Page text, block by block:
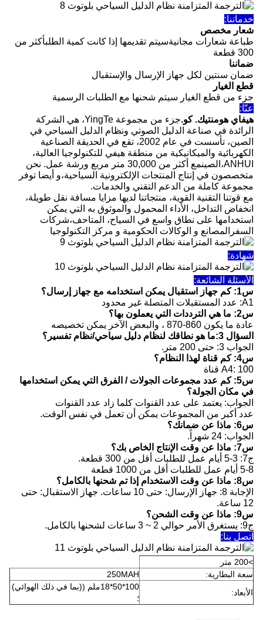
خدماتنا:
شعار مخصص
طباعة شعارات مجانيةسيتم تقديمها إذا كانت كمية الطلبأكثر من
300 قطعة
ضماننا
ضمان سنتين لكل جهاز الإرسال والإستقبال
قطع الغيار
جزء من قطع الغيار سيتم شحنها مع الطلبات الرسمية
عنّا:
هيفاي هومنتيك. كو.
جزء من مجموعة YingTe، هي الشركة
الرائدة في صناعة الدليل الصوتي ونظام الدليل السياحي في
الصين، تأسست في عام 2002، تقع في الحديقة الصناعية
الكهربائية والميكانيكية من منطقة هيفي للتكنولوجيا العالية،
ANHUI،الصينمع أكثر من 30,000 متر مربع ورشة عمل. نحن
متخصصون في إنتاج المنتجات الإلكترونية السياحية،و أيضا توفر
مجموعة كاملة من الدعم التقني والخدمات.
مع قوتنا التقنية القوية، منتجاتنا لديها مزايا مسافة نقل طويلة،
انخفاض التداخل، الأداء المحمول والموثوق به التي يمكن
استخدامها على نطاق واسع في السياح، المتاحف،شركات
السفرالمصانع و الوكالات الحكومية و مركز التكنولوجيا
شهادة:
الأسئلة الشائعة:
س1: كم جهاز استقبال يمكن استخدامه مع جهاز إرسال؟
A1: عدد المستقبلات المتصلة غير محدود
س2: ما هي الترددات التي يعملون بها؟
عادة ما يكون 860-870 ، والبعض الآخر يمكن تخصيصه
السؤال 3:
ما هو نطاقك لنظام دليل سياحي/نظام تفسير؟
الجواب 3: حتى 200 متر.
س4: كم قناة لهذا النظام؟
A4: 100 قناة
س5: كم عدد مجموعات الجولات / الفرق التي يمكن استخدامها
في مكان الجولة؟
الجواب: يعتمد على عدد القنوات كلما زاد عدد القنوات
عدد أكبر من المجموعات يمكن أن تعمل في نفس الوقت.
س6: ماذا عن ضمانك؟
الجواب: 24 شهراً.
س7: ماذا عن وقت الإنتاج الخاص بك؟
ج7: 3-5 أيام عمل للطلبات أقل من 300 قطعة.
5-8 أيام عمل للطلبات أقل من 1000 قطعة
س8: ماذا عن وقت الاستخدام إذا تم شحنها بالكامل؟
الإجابة 8: جهاز الإرسال: حتى 10 ساعات. جهاز الاستقبال: حتى
12 ساعة.
س9: ماذا عن وقت الشحن؟
ج9: يستغرق الأمر حوالي 2 ~ 3 ساعات لشحنها بالكامل.
اتصل بنا:
>200 متر
سعة البطارية:
250MAH
الأبعاد:
100*50*18ملم ((بما في ذلك الهوائي)
؛